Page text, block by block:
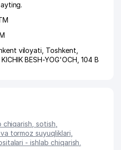
viloyati Toshkent
BESH-YOG'OCH , 104 B
chiqarish, sotish
tormoz suyuqliklari
- ishlab chiqarish,